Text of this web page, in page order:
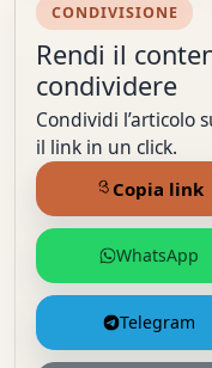
CONDIVISIONE
Rendi il
condividere
Condividi l’articolo
il link in un click.
WhatsApp
Telegram
Copia link